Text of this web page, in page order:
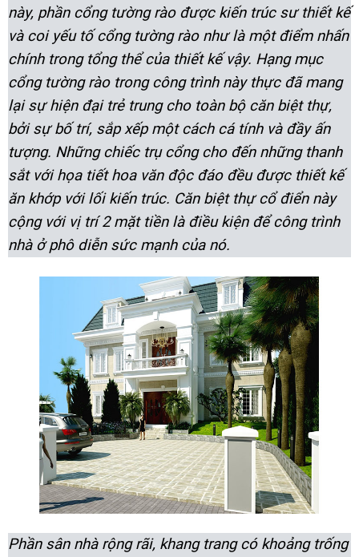
này, phần cổng tường rào được kiến trúc sư thiết kế
và coi yếu tố cổng tường rào như là một điểm nhấn
chính trong tổng thể của thiết kế vậy. Hạng mục
cổng tường rào trong công trình này thực đã mang
lại sự hiện đại trẻ trung cho toàn bộ căn biệt thự,
bởi sự bố trí, sắp xếp một cách cá tính và đầy ấn
tượng. Những chiếc trụ cổng cho đến những thanh
sắt với họa tiết hoa văn độc đáo đều được thiết kế
ăn khớp với lối kiến trúc. Căn biệt thự cổ điển này
cộng với vị trí 2 mặt tiền là điều kiện để công trình
nhà ở phô diễn sức mạnh của nó.
Phần sân nhà rộng rãi, khang trang có khoảng trống